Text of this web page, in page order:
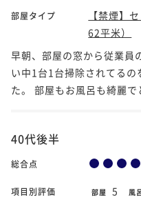
部屋タイプ
【禁煙】
62平米）
早朝、部屋の窓から従業員
い中1台1台掃除されてる
た。 部屋もお風呂も綺麗で
40代後半
総合点
項目別評価 部屋 5 風